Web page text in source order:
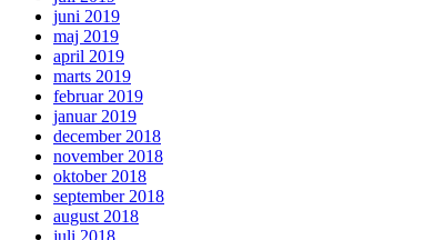
juni 2019
maj 2019
april 2019
marts 2019
februar 2019
januar 2019
december 2018
november 2018
oktober 2018
september 2018
august 2018